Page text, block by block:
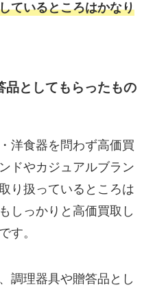
ているところはかなり
品としてもらったもの
洋食器を問わず高価買
ドやカジュアルブラン
り扱っているところは
しっかりと高価買取し
す。
調理器具や贈答品とし